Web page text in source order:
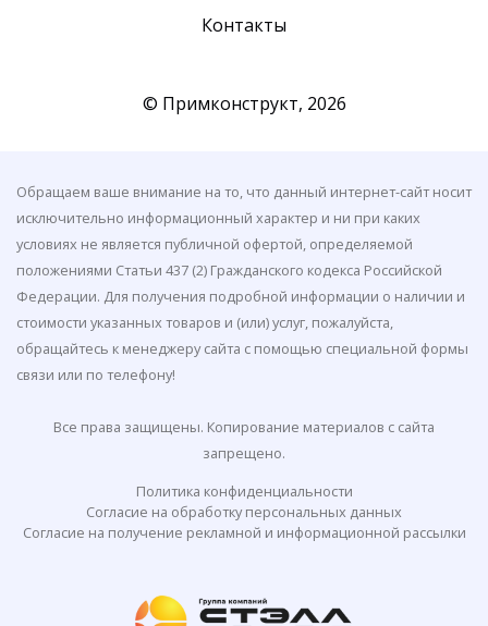
Контакты
© Примконструкт, 2026
Обращаем ваше внимание на то, что данный интернет-сайт носит
исключительно информационный характер и ни при каких
условиях не является публичной офертой, определяемой
положениями Статьи 437 (2) Гражданского кодекса Российской
Федерации. Для получения подробной информации о наличии и
стоимости указанных товаров и (или) услуг, пожалуйста,
обращайтесь к менеджеру сайта с помощью специальной формы
связи или по телефону!
Все права защищены. Копирование материалов с сайта
запрещено.
Политика конфиденциальности
Согласие на обработку персональных данных
Согласие на получение рекламной и информационной рассылки